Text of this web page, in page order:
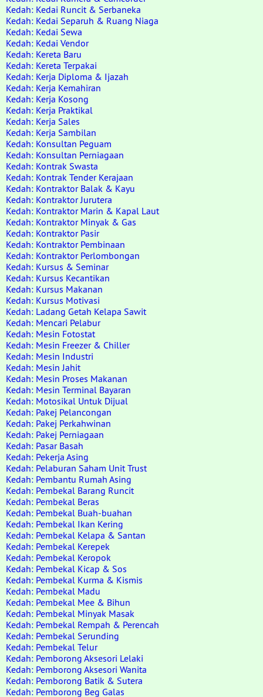
Kedah: Kedai Runcit & Serbaneka
Kedah: Kedai Separuh & Ruang Niaga
Kedah: Kedai Sewa
Kedah: Kedai Vendor
Kedah: Kereta Baru
Kedah: Kereta Terpakai
Kedah: Kerja Diploma & Ijazah
Kedah: Kerja Kemahiran
Kedah: Kerja Kosong
Kedah: Kerja Praktikal
Kedah: Kerja Sales
Kedah: Kerja Sambilan
Kedah: Konsultan Peguam
Kedah: Konsultan Perniagaan
Kedah: Kontrak Swasta
Kedah: Kontrak Tender Kerajaan
Kedah: Kontraktor Balak & Kayu
Kedah: Kontraktor Jurutera
Kedah: Kontraktor Marin & Kapal Laut
Kedah: Kontraktor Minyak & Gas
Kedah: Kontraktor Pasir
Kedah: Kontraktor Pembinaan
Kedah: Kontraktor Perlombongan
Kedah: Kursus & Seminar
Kedah: Kursus Kecantikan
Kedah: Kursus Makanan
Kedah: Kursus Motivasi
Kedah: Ladang Getah Kelapa Sawit
Kedah: Mencari Pelabur
Kedah: Mesin Fotostat
Kedah: Mesin Freezer & Chiller
Kedah: Mesin Industri
Kedah: Mesin Jahit
Kedah: Mesin Proses Makanan
Kedah: Mesin Terminal Bayaran
Kedah: Motosikal Untuk Dijual
Kedah: Pakej Pelancongan
Kedah: Pakej Perkahwinan
Kedah: Pakej Perniagaan
Kedah: Pasar Basah
Kedah: Pekerja Asing
Kedah: Pelaburan Saham Unit Trust
Kedah: Pembantu Rumah Asing
Kedah: Pembekal Barang Runcit
Kedah: Pembekal Beras
Kedah: Pembekal Buah-buahan
Kedah: Pembekal Ikan Kering
Kedah: Pembekal Kelapa & Santan
Kedah: Pembekal Kerepek
Kedah: Pembekal Keropok
Kedah: Pembekal Kicap & Sos
Kedah: Pembekal Kurma & Kismis
Kedah: Pembekal Madu
Kedah: Pembekal Mee & Bihun
Kedah: Pembekal Minyak Masak
Kedah: Pembekal Rempah & Perencah
Kedah: Pembekal Serunding
Kedah: Pembekal Telur
Kedah: Pemborong Aksesori Lelaki
Kedah: Pemborong Aksesori Wanita
Kedah: Pemborong Batik & Sutera
Kedah: Pemborong Beg Galas